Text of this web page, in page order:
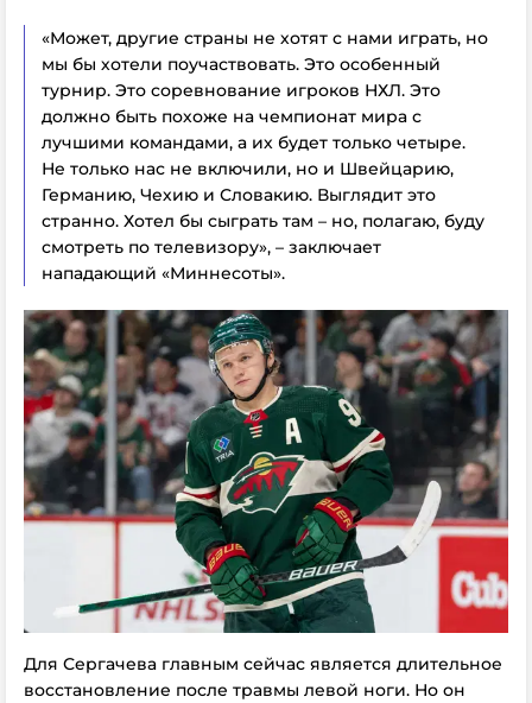
«Может, другие страны не хотят с нами играть, но
мы бы хотели поучаствовать. Это особенный
турнир. Это соревнование игроков НХЛ. Это
должно быть похоже на чемпионат мира с
лучшими командами, а их будет только четыре.
Не только нас не включили, но и Швейцарию,
Германию, Чехию и Словакию. Выглядит это
странно. Хотел бы сыграть там – но, полагаю, буду
смотреть по телевизору», – заключает
нападающий «Миннесоты».
Для Сергачева главным сейчас является длительное
восстановление после травмы левой ноги. Но он